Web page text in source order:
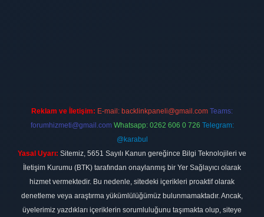
Reklam ve İletişim: E-mail: backlinkpaneli@gmail.com Teams:
forumhizmeti@gmail.com Whatsapp: 0262 606 0 726 Telegram:
@karabul
Yasal Uyarı: Sitemiz, 5651 Sayılı Kanun gereğince Bilgi Teknolojileri ve
İletişim Kurumu (BTK) tarafından onaylanmış bir Yer Sağlayıcı olarak
hizmet vermektedir. Bu nedenle, sitedeki içerikleri proaktif olarak
denetleme veya araştırma yükümlülüğümüz bulunmamaktadır. Ancak,
üyelerimiz yazdıkları içeriklerin sorumluluğunu taşımakta olup, siteye